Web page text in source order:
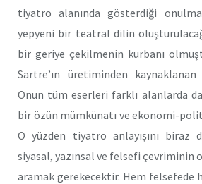
tiyatro alanında gösterdiği
yepyeni bir teatral dilin
bir geriye çekilmenin kurbanı
Sartre’ın üretiminden
Onun tüm eserleri farklı alanlarda
bir özün mümkünatı ve ekonomi-
O yüzden tiyatro anlayışını biraz
siyasal, yazınsal ve felsefi çevriminin
aramak gerekecektir. Hem felsefede